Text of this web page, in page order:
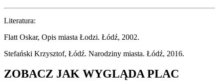
Literatura:
Flatt Oskar, Opis miasta Łodzi. Łódź, 2002.
Stefański Krzysztof, Łódź. Narodziny miasta. Łódź, 2016.
ZOBACZ JAK WYGLĄDA PLAC